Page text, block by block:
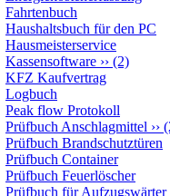
Fahrtenbuch
Haushaltsbuch für den PC
Hausmeisterservice
Kassensoftware ›› (2)
KFZ Kaufvertrag
Logbuch
Peak flow Protokoll
Prüfbuch Anschlagmittel ››
Prüfbuch Brandschutztüren
Prüfbuch Container
Prüfbuch Feuerlöscher
Prüfbuch für Aufzugswärter